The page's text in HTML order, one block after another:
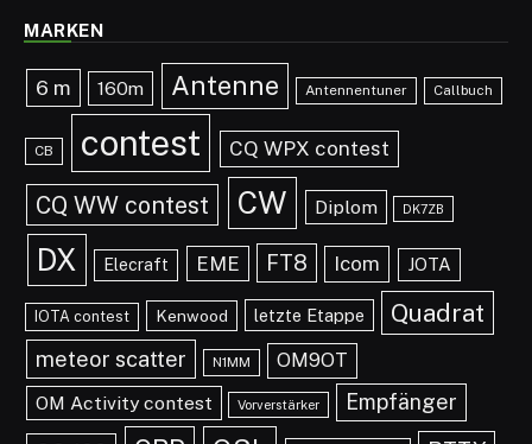
MARKEN
6 m 160m Antenne Antennentuner Callbuch
CB contest CQ WPX contest
CQ WW contest CW Diplom DK7ZB
DX Elecraft EME FT8 Icom JOTA
IOTA contest Kenwood letzte Etappe Quadrat
meteor scatter N1MM
OM9OT
OM Activity contest
Vorverstärker Empfänger